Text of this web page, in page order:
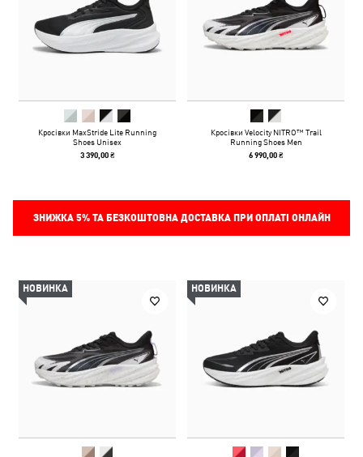
Кросівки MaxStride Lite Running
Shoes Unisex
3 390,00 ₴
Кросівки Velocity NITRO™ Trail
Running Shoes Men
6 990,00 ₴
ЗНИЖКА 5%ТА БЕЗКОШТОВНА ДОСТАВКА ПРИ ОПЛАТІ ОНЛАЙН
НОВИНКА НОВИНКА